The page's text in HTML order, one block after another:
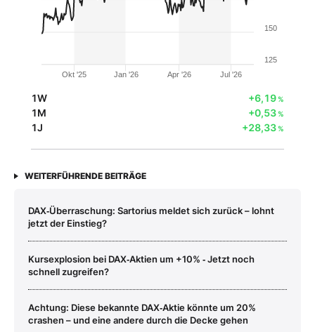
Okt '25 Jan '26 Apr '26 Jul '26
125
150
1W +6,19%
1M +0,53%
1J +28,33%
WEITERFÜHRENDE BEITRÄGE
DAX‑Überraschung: Sartorius meldet sich zurück – lohnt
jetzt der Einstieg?
Kursexplosion bei DAX‑Aktien um +10% ‑ Jetzt noch
schnell zugreifen?
Achtung: Diese bekannte DAX‑Aktie könnte um 20%
crashen – und eine andere durch die Decke gehen